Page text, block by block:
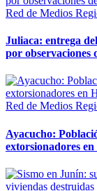
Red de Medios
Juliaca: entrega
por observaciones
Red de Medios
Ayacucho:
extorsionadores